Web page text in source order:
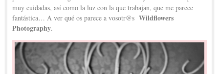
muy cuidadas, así como la luz con la que trabajan, que me parece
fantástica… A ver qué os parece a vosotr@s Wildflowers
Photography.